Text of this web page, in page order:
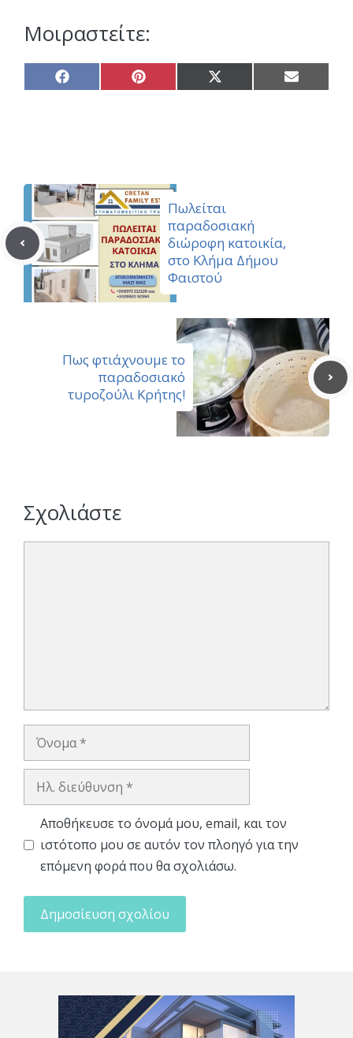
Μοιραστείτε:
Share
on
Share
on
Share
on
Share
on
Πωλείται
παραδοσιακή
διώροφη κατοικία,
στο Κλήμα Δήμου
Φαιστού
Πως φτιάχνουμε το
παραδοσιακό
τυροζούλι Κρήτης!
Σχολιάστε
Όνομα
Ηλ.
Αποθήκευσε το όνομά μου, email, και τον
ιστότοπο μου σε αυτόν τον πλοηγό για την
επόμενη φορά που θα σχολιάσω.